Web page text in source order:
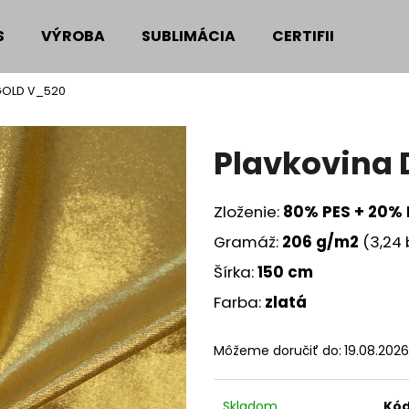
VÝROBA SUBLIMÁCIA CERTIFIKÁTY
V_520
Plavkovina
Zloženie: 80% PES + 20%
Gramáž: 206 g/m2 (3,24
Šírka:150 cm
Farba: zlatá
Môžeme doručiť do: 19.08.2026
Čo potrebujete nájsť?
HĽADAŤ
Odporúčame